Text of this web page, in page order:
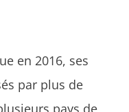
en 2016, ses
par plus de
pays de